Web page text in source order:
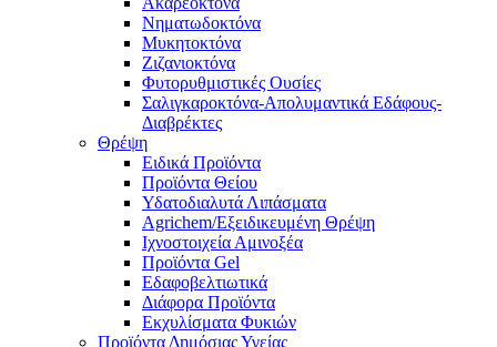
Νηματωδοκτόνα
Μυκητοκτόνα
Ζιζανιοκτόνα
Φυτορυθμιστικές Ουσίες
Σαλιγκαροκτόνα-Απολυμαντικά Εδάφους-
Διαβρέκτες
Θρέψη
Ειδικά Προϊόντα
Προϊόντα Θείου
Υδατοδιαλυτά Λιπάσματα
Agrichem/Εξειδικευμένη Θρέψη
Ιχνοστοιχεία Αμινοξέα
Προϊόντα Gel
Εδαφοβελτιωτικά
Διάφορα Προϊόντα
Εκχυλίσματα Φυκιών
Προϊόντα Δημόσιας Υγείας